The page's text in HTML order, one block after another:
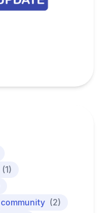
(1)
community (2)